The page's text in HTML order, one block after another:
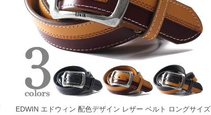
EDWIN エドウィン 配色デザイン レザー ベルト ロングサイズ